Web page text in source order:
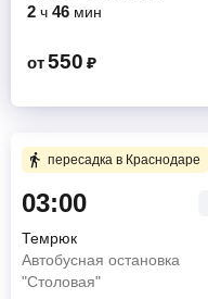
2 ч 46 мин
от 550 ₽
пересадка в Краснодаре
03:00
Темрюк
Автобусная остановка
"Столовая"